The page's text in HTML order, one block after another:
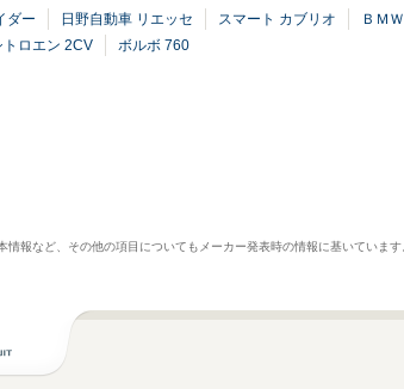
ダー 日野自動車 リエッセ スマート カブリオ ＢＭ
トロエン 2CV ボルボ 760
報など、その他の項目についてもメーカー発表時の情報に基いています